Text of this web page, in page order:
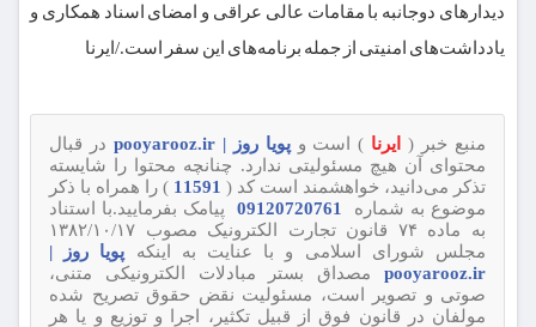
دیدارهای دوجانبه با مقامات عالی عراقی و امضای اسناد همکاری و
یادداشت‌های امنیتی از جمله برنامه‌های این سفر است./ایرنا
منبع خبر ( ایرنا ) است وپویا روز | pooyarooz.ir
در قبال
محتوای آن هیچ مسئولیتی ندارد. چنانچه محتوا را شایسته
تذکر می‌دانید، خواهشمند است کد (
) را همراه با ذکر
موضوع به شماره
پیامک بفرمایید.با استناد
به ماده ۷۴ قانون تجارت الکترونیک مصوب ۱۳۸۲/۱۰/۱۷
مجلس شورای اسلامی و با عنایت به اینکه پویا روز |
pooyarooz.ir مصداق بستر مبادلات الکترونیکی متنی،
صوتی و تصویر است، مسئولیت نقض حقوق تصریح شده
مولفان در قانون فوق از قبیل تکثیر، اجرا و توزیع و یا هر